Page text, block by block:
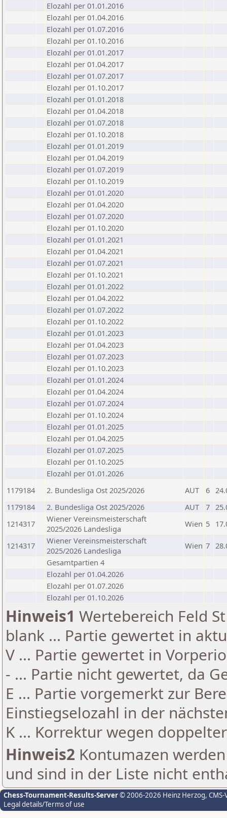
Elozahl per 01.01.2016
Elozahl per 01.04.2016
Elozahl per 01.07.2016
Elozahl per 01.10.2016
Elozahl per 01.01.2017
Elozahl per 01.04.2017
Elozahl per 01.07.2017
Elozahl per 01.10.2017
Elozahl per 01.01.2018
Elozahl per 01.04.2018
Elozahl per 01.07.2018
Elozahl per 01.10.2018
Elozahl per 01.01.2019
Elozahl per 01.04.2019
Elozahl per 01.07.2019
Elozahl per 01.10.2019
Elozahl per 01.01.2020
Elozahl per 01.04.2020
Elozahl per 01.07.2020
Elozahl per 01.10.2020
Elozahl per 01.01.2021
Elozahl per 01.04.2021
Elozahl per 01.07.2021
Elozahl per 01.10.2021
Elozahl per 01.01.2022
Elozahl per 01.04.2022
Elozahl per 01.07.2022
Elozahl per 01.10.2022
Elozahl per 01.01.2023
Elozahl per 01.04.2023
Elozahl per 01.07.2023
Elozahl per 01.10.2023
Elozahl per 01.01.2024
Elozahl per 01.04.2024
Elozahl per 01.07.2024
Elozahl per 01.10.2024
Elozahl per 01.01.2025
Elozahl per 01.04.2025
Elozahl per 01.07.2025
Elozahl per 01.10.2025
Elozahl per 01.01.2026
1179184
2. Bundesliga Ost 2025/2026 AUT 6
1179184
2. Bundesliga Ost 2025/2026 AUT 7
1214317
Wiener Vereinsmeisterschaft
2025/2026 Landesliga
Wien 5
1214317
Wiener Vereinsmeisterschaft
2025/2026 Landesliga
Wien 7
Gesamtpartien 4
Elozahl per 01.04.2026
Elozahl per 01.07.2026
Elozahl per 01.10.2026
Hinweis1 Wertebereich Feld
blank ... Partie gewertet in
V ... Partie gewertet in
- ... Partie nicht gewertet, da
E ... Partie vorgemerkt zur
Einstiegselozahl in der
K ... Korrektur wegen
Hinweis2 Kontumazen
und sind in der Liste nicht
Chess-Tournament-Results-Server© 2006-2026 Heinz Herzog,
Legal details/Terms of use